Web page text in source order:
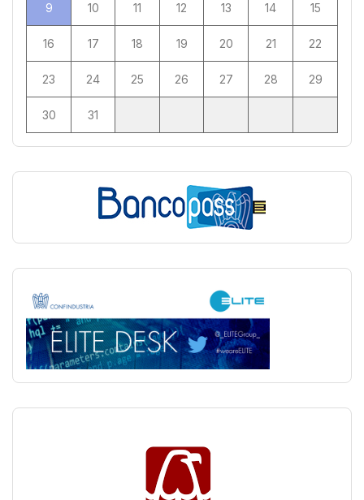
9 10 11 12 13 14 15
16 17 18 19 20 21 22
23 24 25 26 27 28 29
30 31